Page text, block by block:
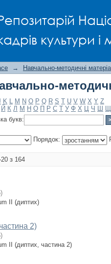
культури
→ Навчально-методичні
K L M N O P Q R S T U V W X Y Z
Й К Л М Н О П Р С Т У Ф Х Ц Ч Ш Щ
букв:
Порядок:
з 164
)
II (диптих)
2)
)
ІІ (диптих, частина 2)